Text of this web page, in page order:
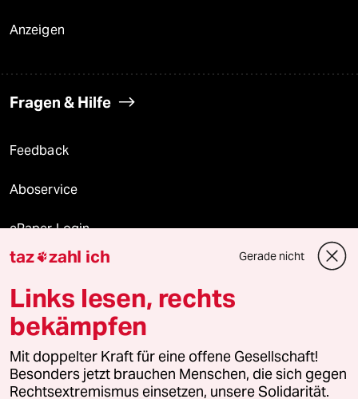
Anzeigen
Fragen & Hilfe
Feedback
Aboservice
ePaper Login
Downloads für Abonnierende
© 2026 taz Verlags und Vertriebs GmbH
Alle Rechte vorbehalten. Bei rechtlichen Fragen oder für Genehmigungen
wenden Sie sich bitte an lizenzen@taz.de
taz zahl ich Gerade nicht
Links lesen, rechts
bekämpfen
Mit doppelter Kraft für eine offene Gesellschaft!
Besonders jetzt brauchen Menschen, die sich gegen
Rechtsextremismus einsetzen, unsere Solidarität.